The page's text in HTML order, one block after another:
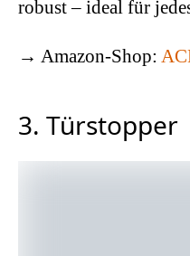
robust – ideal für
→ Amazon-Shop:
3. Türstopper